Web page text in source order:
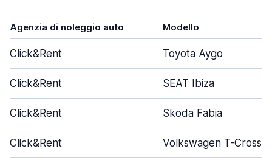
Agenzia di noleggio auto Modello
Click&Rent Toyota Aygo
Click&Rent SEAT Ibiza
Click&Rent Skoda Fabia
Click&Rent Volkswagen T-Cross